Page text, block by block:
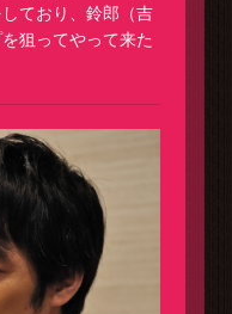
ており、鈴郎（吉
狙ってやって来た